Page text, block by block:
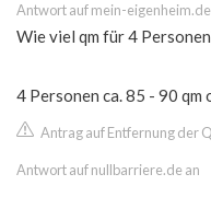
Antwort auf mein-
Wie viel qm für 4
4 Personen ca. 85 - 90 qm
Antrag auf Entfernung der
Antwort auf nullbarriere.de an